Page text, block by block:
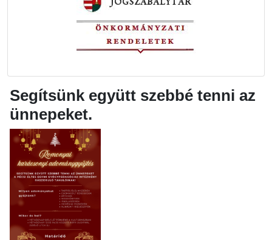
Segítsünk együtt szebbé tenni az
ünnepeket.